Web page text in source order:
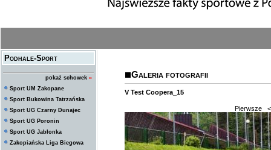
Podhale-Sport
pokaż schowek »
Sport UM Zakopane
Sport Bukowina Tatrzańska
Sport UG Czarny Dunajec
Sport UG Poronin
Sport UG Jabłonka
Zakopiańska Liga Biegowa
Galeria fotografii
V Test Coopera_15
Pierwsze